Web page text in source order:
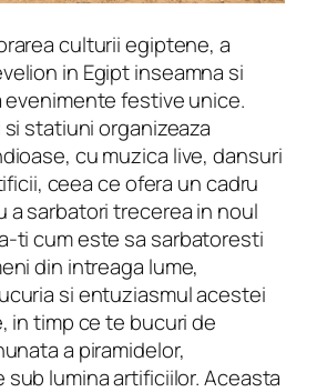
culturii egiptene, a
in Egipt inseamna si
evenimente festive unice.
statiuni organizeaza
cu muzica live, dansuri
ceea ce ofera un cadru
a sarbatori trecerea in noul
ti cum este sa sarbatoresti
din intreaga lume,
si entuziasmul acestei
in timp ce te bucuri de
a piramidelor,
lumina artificiilor. Aceasta